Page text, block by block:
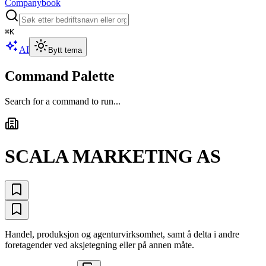
Companybook
⌘K
AI Bytt tema
Command Palette
Search for a command to run...
SCALA MARKETING AS
Handel, produksjon og agenturvirksomhet, samt å delta i andre
foretagender ved aksjetegning eller på annen måte.